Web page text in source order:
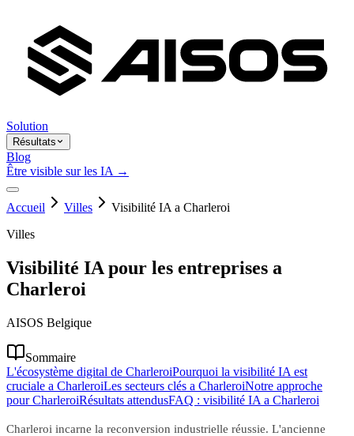
Solution
Résultats
Blog
Être visible sur les IA →
Accueil Villes
Visibilité IA a Charleroi
Villes
Visibilité IA pour les entreprises a
Charleroi
AISOS Belgique
Sommaire
L'écosystème digital de CharleroiPourquoi la visibilité IA est
cruciale a CharleroiLes secteurs clés a CharleroiNotre approche
pour CharleroiRésultats attendusFAQ : visibilité IA a Charleroi
Charleroi incarne la reconversion industrielle réussie. L'ancienne